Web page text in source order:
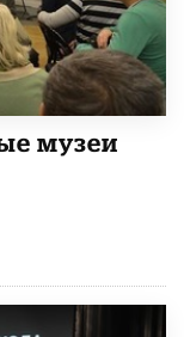
музеи